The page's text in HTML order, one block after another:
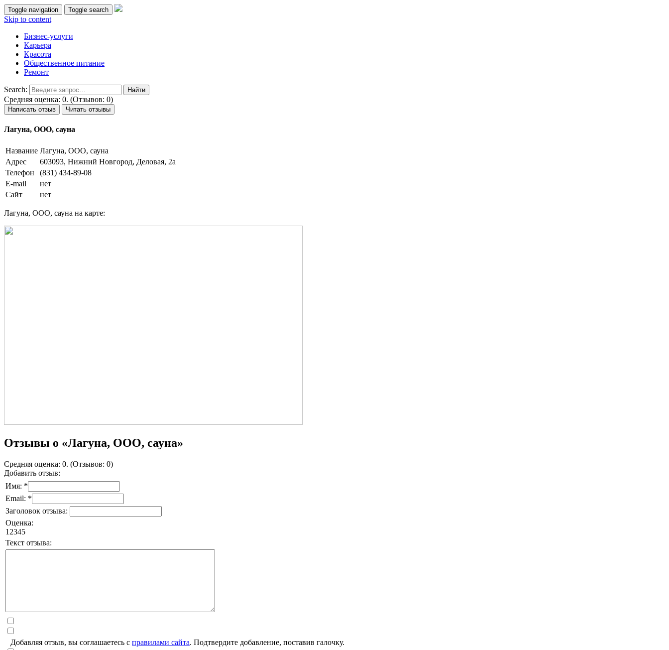
Toggle navigation Toggle search
Skip to content
Бизнес-услуги
Карьера
Красота
Общественное питание
Ремонт
Search:
Средняя оценка: 0. (Отзывов: 0)
Написать отзыв Читать отзывы
Лагуна, ООО, сауна
Название Лагуна, ООО, сауна
Адрес
603093, Нижний Новгород, Деловая, 2а
Телефон
(831) 434-89-08
E-mail
нет
Сайт
нет
Лагуна, ООО, сауна на карте:
Отзывы о «Лагуна, ООО, сауна»
Средняя оценка: 0. (Отзывов: 0)
Добавить отзыв:
Имя: *
Email: *
Заголовок отзыва:
Оценка:
1 2345
Текст отзыва:
Добавляя отзыв, вы соглашаетесь с правилами сайта. Подтвердите добавление, поставив галочку.